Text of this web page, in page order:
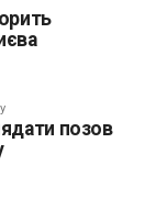
позов